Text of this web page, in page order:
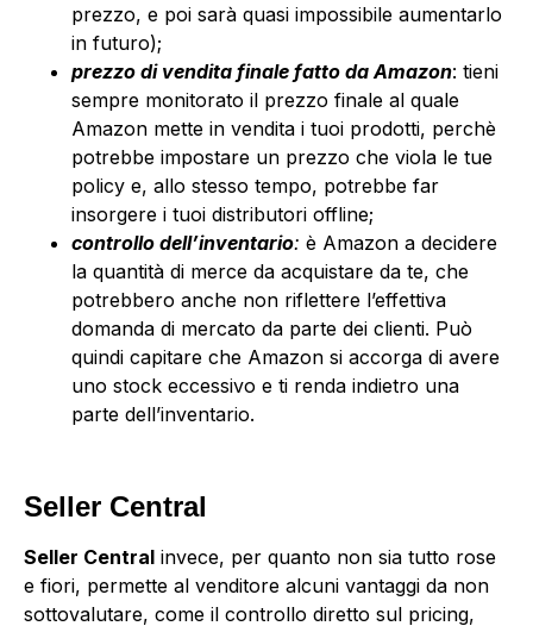
prezzo, e poi sarà quasi impossibile aumentarlo
in futuro);
prezzo di vendita finale fatto da Amazon: tieni
sempre monitorato il prezzo finale al quale
Amazon mette in vendita i tuoi prodotti, perchè
potrebbe impostare un prezzo che viola le tue
policy e, allo stesso tempo, potrebbe far
insorgere i tuoi distributori offline;
controllo dell’inventario: è Amazon a decidere
la quantità di merce da acquistare da te, che
potrebbero anche non riflettere l’effettiva
domanda di mercato da parte dei clienti. Può
quindi capitare che Amazon si accorga di avere
uno stock eccessivo e ti renda indietro una
parte dell’inventario.
Seller Central
Seller Central invece, per quanto non sia tutto rose
e fiori, permette al venditore alcuni vantaggi da non
sottovalutare, come il controllo diretto sul pricing,